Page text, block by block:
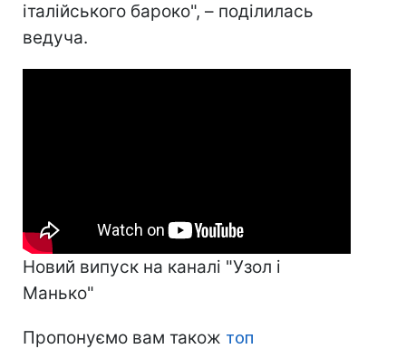
італійського бароко", – поділилась
ведуча.
Новий випуск на каналі "Узол і
Манько"
Пропонуємо вам також топ